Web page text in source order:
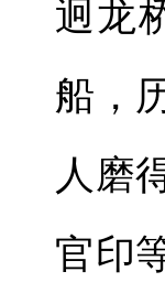
迥龙
船，
人磨
官印